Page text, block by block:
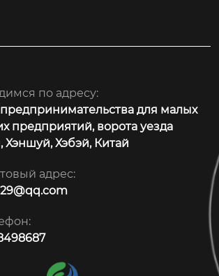
по адресу:
для малых
предприятий, ворота уезда
Хэншуй, Хэбэй, Китай
адрес: